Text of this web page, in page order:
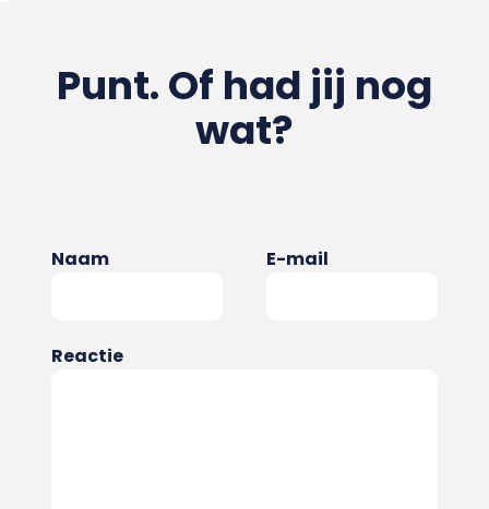
Punt. Of had jij nog
wat?
Naam E-mail
Reactie